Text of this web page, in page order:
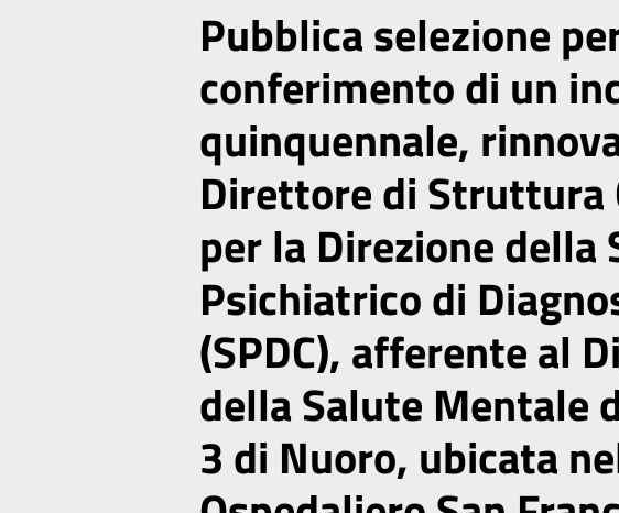
Pubblica selezione
conferimento di un
quinquennale,
Direttore di Struttura
per la Direzione della
Psichiatrico di
(SPDC), afferente al
della Salute Mentale
3 di Nuoro, ubicata